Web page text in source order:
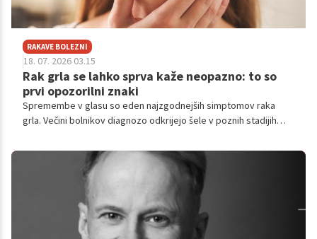
RAKAVE BOLEZNI
18. 07. 2026 03.15
Rak grla se lahko sprva kaže neopazno: to so
prvi opozorilni znaki
Spremembe v glasu so eden najzgodnejših simptomov raka
grla. Večini bolnikov diagnozo odkrijejo šele v poznih stadijih
močno opozorilo, da z njihovimi glasilkami nekaj ni v redu.